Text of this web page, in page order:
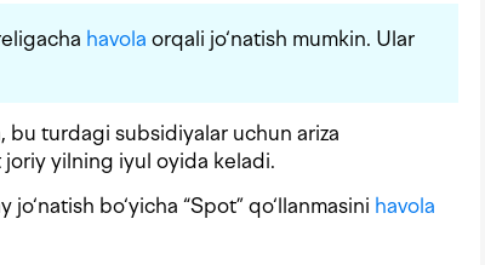
havola orqali jo‘natish mumkin. Ular
turdagi subsidiyalar uchun ariza
yilning iyul oyida keladi.
bo‘yicha “Spot” qo‘llanmasini havola